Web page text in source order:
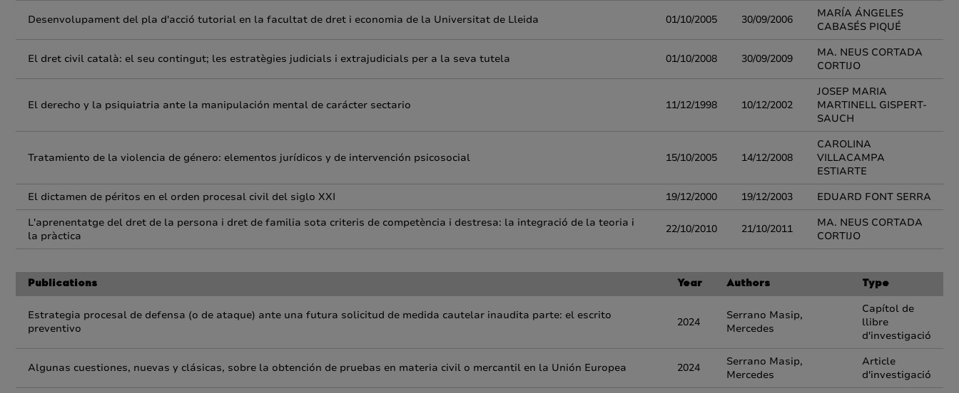
Desenvolupament del pla d'acció tutorial en la facultat de dret i economia de la Universitat de Lleida 01/10/2005 30/09/2006
MARÍA ÁNGELES
CABASÉS PIQUÉ
El dret civil català: el seu contingut; les estratègies judicials i extrajudicials per a la seva tutela 01/10/2008 30/09/2009
MA. NEUS CORTADA
CORTIJO
El derecho y la psiquiatria ante la manipulación mental de carácter sectario 11/12/1998 10/12/2002
JOSEP MARIA
MARTINELL GISPERT-
SAUCH
Tratamiento de la violencia de género: elementos jurídicos y de intervención psicosocial 15/10/2005 14/12/2008
CAROLINA
VILLACAMPA
ESTIARTE
El dictamen de péritos en el orden procesal civil del siglo XXI
19/12/2000 19/12/2003
EDUARD FONT SERRA
L'aprenentatge del dret de la persona i dret de familia sota criteris de competència i destresa: la integració de la teoria i
la pràctica
22/10/2010 21/10/2011
MA. NEUS CORTADA
CORTIJO
Publications Year Authors Type
Estrategia procesal de defensa (o de ataque) ante una futura solicitud de medida cautelar inaudita parte: el escrito
preventivo
2024
Serrano Masip,
Mercedes
Capítol de
llibre
d'investigació
Algunas cuestiones, nuevas y clásicas, sobre la obtención de pruebas en materia civil o mercantil en la Unión Europea 2024
Serrano Masip,
Mercedes
Article
d'investigació